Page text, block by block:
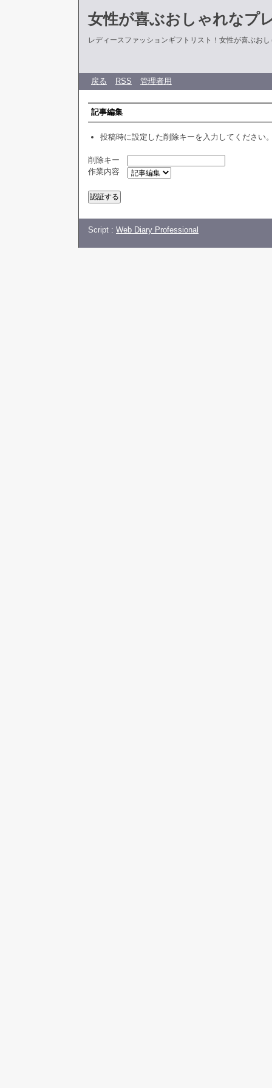
女性が喜ぶおしゃれなプ
レディースファッションギフトリスト！女性が喜ぶお
戻る RSS 管理者用
記事編集
投稿時に設定した削除キーを入力してください
削除キー
作業内容
Script : Web Diary Professional